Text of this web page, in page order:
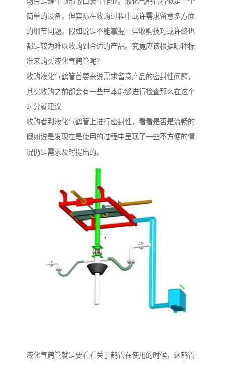
简单的设备，但实际在收购过程中或许需求留意多方面
的细节问题，假如说是不能掌握一些收购技巧或许终也
都是较为难以收购到合适的产品。究竟应该根据哪种标
准来购买液化气鹤管呢？
收购液化气鹤管首要来说需求留意产品的密封性问题，
其实收购之前都会有一些样本能够进行检查那么在这个
时分就建议
收购者到液化气鹤管上进行密封性，看看是否是流畅的
假如说是发现在是使用的过程中呈现了一些不方便的情
况仍是需求及时提出的。
液化气鹤管就是要看看关于鹤管在使用的时候，这鹤管